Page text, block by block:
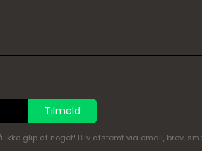
Tilmeld
glip af noget! Bliv afstemt via email, brev,